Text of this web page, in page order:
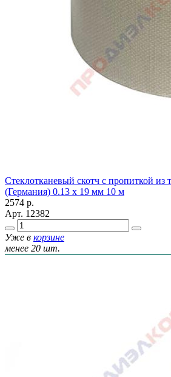
Стеклотканевый скотч с пропиткой
(Германия) 0.13 х 19 мм 10 м
2574 р.
Арт. 12382
Уже в корзине
менее 20 шт.